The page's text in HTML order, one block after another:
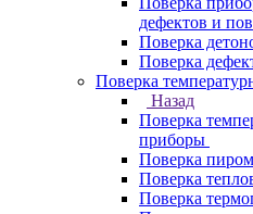
дефектов и
Поверка
Поверка
Поверка
Назад
Поверка
приборы
Поверка
Поверка
Поверка